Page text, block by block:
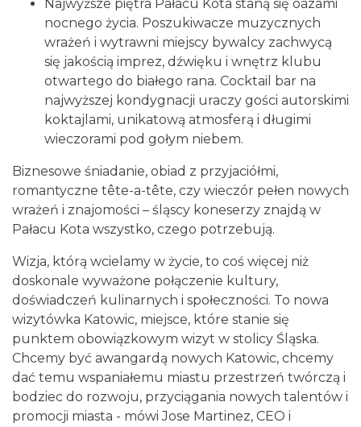
Najwyższe piętra Pałacu Kota staną się oazami
nocnego życia. Poszukiwacze muzycznych
wrażeń i wytrawni miejscy bywalcy zachwycą
się jakością imprez, dźwięku i wnętrz klubu
otwartego do białego rana. Cocktail bar na
najwyższej kondygnacji uraczy gości autorskimi
koktajlami, unikatową atmosferą i długimi
wieczorami pod gołym niebem.
Biznesowe śniadanie, obiad z przyjaciółmi,
romantyczne tête-a-tête, czy wieczór pełen nowych
wrażeń i znajomości – śląscy koneserzy znajdą w
Pałacu Kota wszystko, czego potrzebują.
Wizja, którą wcielamy w życie, to coś więcej niż
doskonale wyważone połączenie kultury,
doświadczeń kulinarnych i społeczności. To nowa
wizytówka Katowic, miejsce, które stanie się
punktem obowiązkowym wizyt w stolicy Śląska.
Chcemy być awangardą nowych Katowic, chcemy
dać temu wspaniałemu miastu przestrzeń twórczą i
bodziec do rozwoju, przyciągania nowych talentów i
promocji miasta - mówi Jose Martinez, CEO i